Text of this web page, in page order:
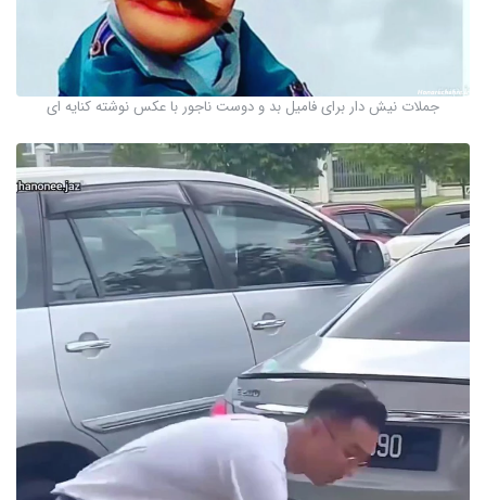
جملات نیش دار برای فامیل بد و دوست ناجور با عکس نوشته کنایه ای